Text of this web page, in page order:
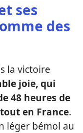
ses
des
la victoire
joie, qui
48 heures de
en France.
léger bémol au